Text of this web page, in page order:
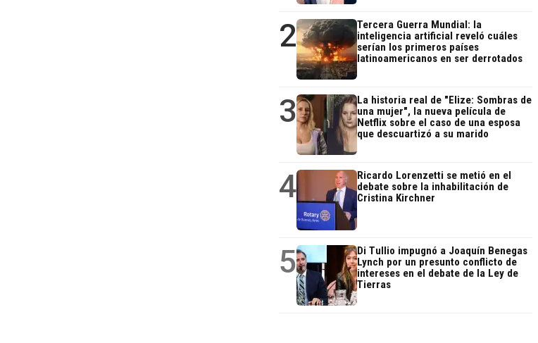
2
Tercera Guerra Mundial: la
inteligencia artificial reveló cuáles
serían los primeros países
latinoamericanos en ser derrotados
3
La historia real de "Elize: Sombras de
una mujer", la nueva película de
Netflix sobre el caso de una esposa
que descuartizó a su marido
4
Ricardo Lorenzetti se metió en el
debate sobre la inhabilitación de
Cristina Kirchner
5
Di Tullio impugnó a Joaquín Benegas
Lynch por un presunto conflicto de
intereses en el debate de la Ley de
Tierras